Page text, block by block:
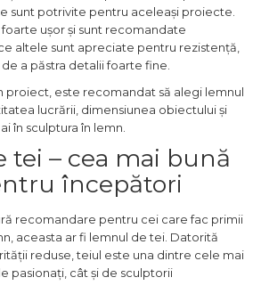
lichide
sunt potrivite pentru aceleași proiecte.
ușor și sunt recomandate
altele sunt apreciate pentru rezistență,
a păstra detalii foarte fine.
proiect, este recomandat să alegi lemnul
lucrării, dimensiunea obiectului și
în sculptura în lemn.
tei – cea mai bună
începători
recomandare pentru cei care fac primii
aceasta ar fi lemnul de tei. Datorită
reduse, teiul este una dintre cele mai
pasionați, cât și de sculptorii